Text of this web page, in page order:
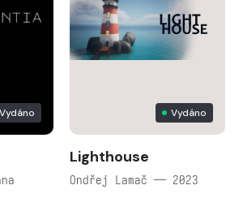
Vydáno Vydáno
Lighthouse
Ondřej Lamač — 2023